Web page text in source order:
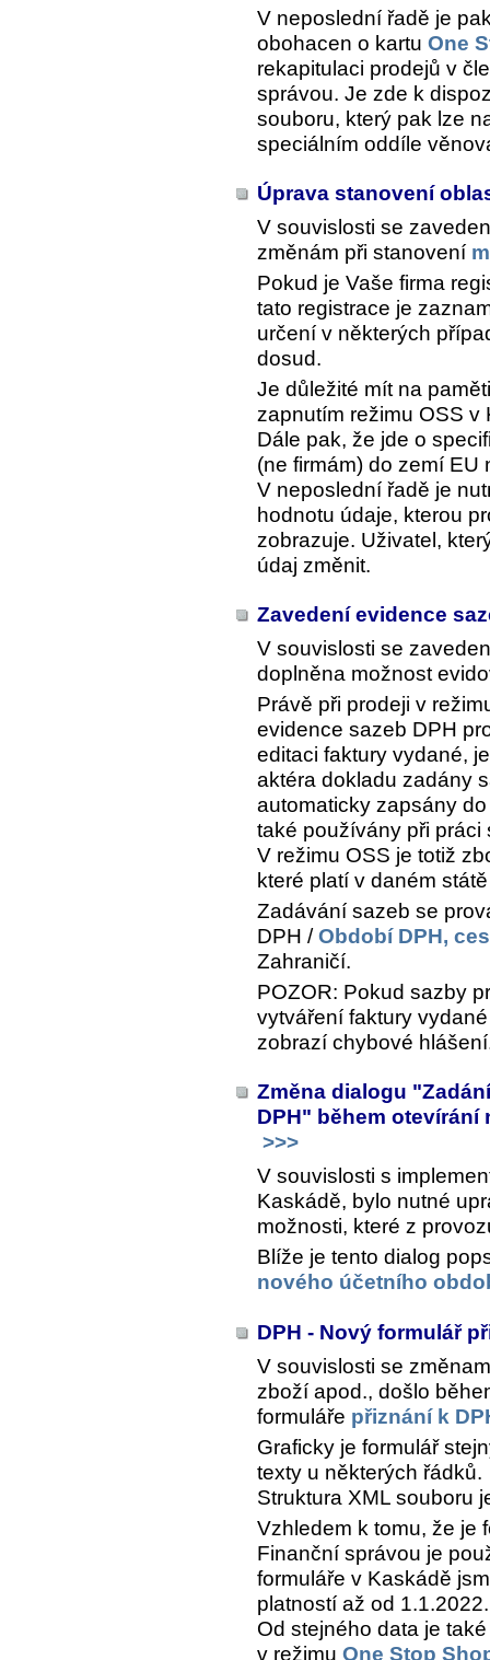
V neposlední řadě je
obohacen o kartu One
rekapitulaci prodejů v
správou. Je zde k
souboru, který pak lze
speciálním oddíle
Úprava stanovení
V souvislosti se
změnám při stanovení
Pokud je Vaše firma
tato registrace je
určení v některých
dosud.
Je důležité mít na
zapnutím režimu OSS v
Dále pak, že jde o
(ne firmám) do zemí EU
V neposlední řadě je
hodnotu údaje, kterou
zobrazuje. Uživatel,
údaj změnit.
Zavedení evidence
V souvislosti se
doplněna možnost
Právě při prodeji v
evidence sazeb DPH
editaci faktury vydané,
aktéra dokladu zadány
automaticky zapsány
také používány při práci
V režimu OSS je totiž
které platí v daném
Zadávání sazeb se
DPH /Období DPH,
Zahraničí.
POZOR: Pokud sazby
vytváření faktury
zobrazí chybové
Změna dialogu
DPH" během
>>>
V souvislosti s
Kaskádě, bylo nutné
možnosti, které z
Blíže je tento dialog
nového účetního
DPH - Nový formulář
V souvislosti se
zboží apod., došlo
formuláře přiznání k
Graficky je formulář
texty u některých řádků.
Struktura XML souboru
Vzhledem k tomu, že je
Finanční správou je
formuláře v Kaskádě
platností až od 1.1.2022.
Od stejného data je
v režimu One Stop